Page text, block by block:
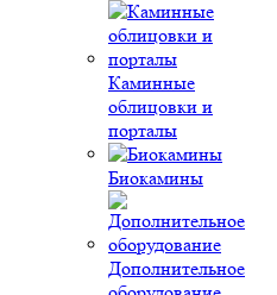
Каминные
облицовки и
порталы
Биокамины
Дополнительное